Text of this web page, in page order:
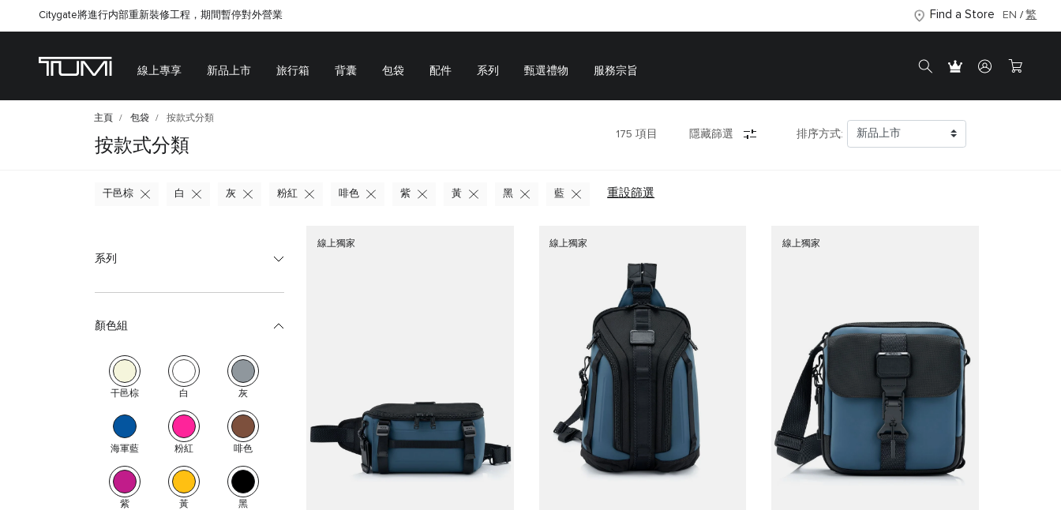
Citygate將進行内部重新裝修工程，期間暫停對外營業 Find a Store EN 繁
線上專享 新品上市 旅行箱 背囊 包袋 配件 系列 甄選禮物 服務宗旨
主頁 包袋 按款式分類
按款式分類
175 項目 隱藏篩選 排序方式:
重設篩選
干邑棕 白 灰 粉紅 啡色 紫 黃 黑 藍
系列
顏色組
干邑棕 白 灰
海軍藍 粉紅 啡色
紫 黃 黑
線上獨家 線上獨家 線上獨家